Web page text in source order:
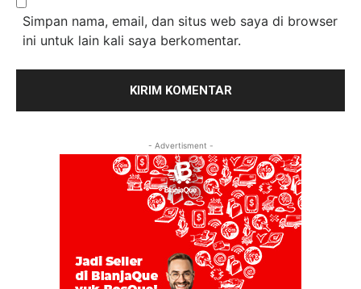
Simpan nama, email, dan situs web saya di browser
ini untuk lain kali saya berkomentar.
- Advertisment -